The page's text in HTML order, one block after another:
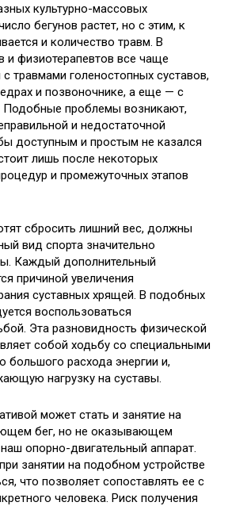
культурно-массовых
бегунов растет, но с этим, к
и количество травм. В
и физиотерапевтов все чаще
травмами голеностопных суставов,
и позвоночнике, а еще — с
проблемы возникают,
и недостаточной
доступным и простым не казался
лишь после некоторых
и промежуточных этапов
сбросить лишний вес, должны
вид спорта значительно
Каждый дополнительный
причиной увеличения
суставных хрящей. В подобных
воспользоваться
Эта разновидность физической
собой ходьбу со специальными
расхода энергии и,
нагрузку на суставы.
может стать и занятие на
бег, но не оказывающем
опорно-двигательный аппарат.
занятии на подобном устройстве
что позволяет сопоставлять ее с
человека. Риск получения